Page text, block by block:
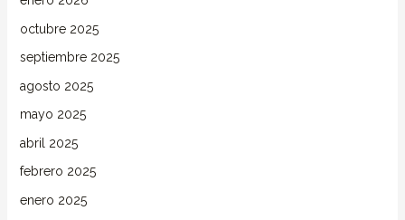
octubre 2025
septiembre 2025
agosto 2025
mayo 2025
abril 2025
febrero 2025
enero 2025